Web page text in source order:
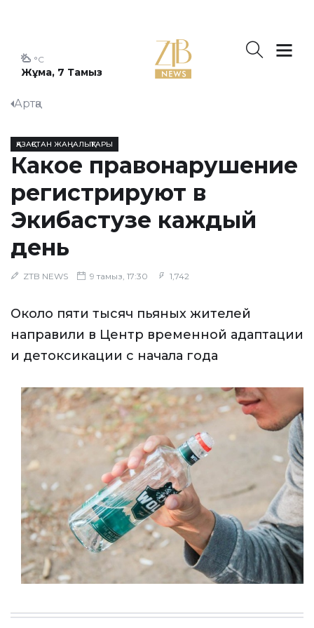
Жұма, 7 Тамыз
°C
Артқа
ҚАЗАҚСТАН ЖАҢАЛЫҚТАРЫ
Какое правонарушение
регистрируют в
Экибастузе каждый
день
ZTB NEWS 9 тамыз, 17:30 1,742
Около пяти тысяч пьяных жителей
направили в Центр временной адаптации
и детоксикации с начала года